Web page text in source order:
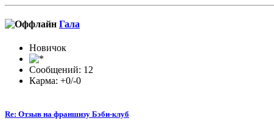
Гала
Новичок
Сообщений: 12
Карма: +0/-0
Re: Отзыв на франшизу Бэби-клуб